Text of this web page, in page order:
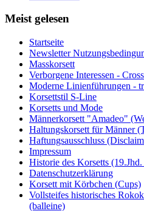
Meist gelesen
Startseite
Newsletter
Masskorsett
Verborgene Interessen -
Moderne Linienführungen -
Korsettstil S-Line
Korsetts und Mode
Männerkorsett "Amadeo"
Haltungskorsett für Männer
Haftungsausschluss
Impressum
Historie des Korsetts
Datenschutzerklärung
Korsett mit Körbchen (Cups)
Vollsteifes historisches
(balleine)